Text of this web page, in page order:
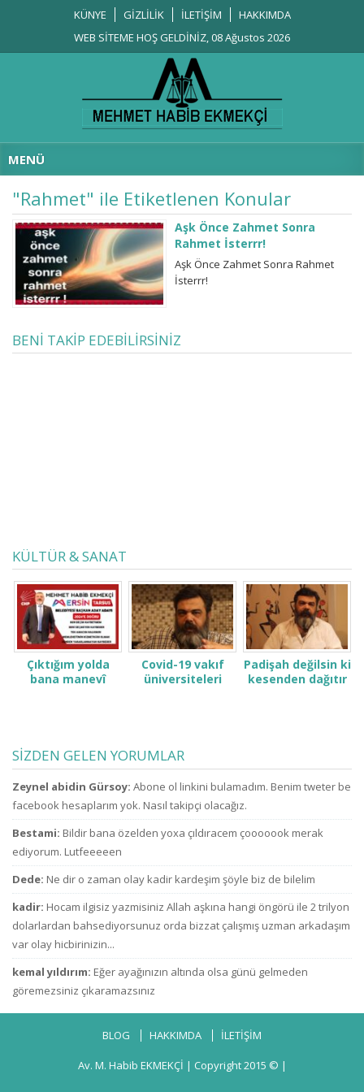
KÜNYE GİZLİLİK İLETİŞİM
HAKKIMDA
WEB SİTEME HOŞ GELDİNİZ, 08 Ağustos 2026
MENÜ
"Rahmet" ile Etiketlenen Konular
Aşk Önce Zahmet Sonra
Rahmet İsterrr!
Aşk Önce Zahmet Sonra Rahmet
İsterrr!
BENİ TAKİP EDEBİLİRSİNİZ
KÜLTÜR & SANAT
Çıktığım yolda
bana manevî
Covid-19 vakıf
üniversiteleri
bekliyoruz!
Padişah değilsin ki
kesenden dağıtır
konuşuyorsun.
SİZDEN GELEN YORUMLAR
Zeynel abidin Gürsoy: Abone ol linkini bulamadım. Benim tweter be
facebook hesaplarım yok. Nasıl takipçi olacağız.
Bestami: Bildir bana özelden yoxa çıldıracem çooooook merak
ediyorum. Lutfeeeeen
Dede: Ne dir o zaman olay kadir kardeşim şöyle biz de bilelim
kadir: Hocam ilgisiz yazmisiniz Allah aşkına hangi öngörü ile 2 trilyon
dolarlardan bahsediyorsunuz orda bizzat çalışmış uzman arkadaşım
var olay hicbirinizin...
kemal yıldırım: Eğer ayağınızın altında olsa günü gelmeden
göremezsiniz çıkaramazsınız
BLOG HAKKIMDA İLETİŞİM
Av. M. Habib EKMEKÇİ | Copyright 2015 © |